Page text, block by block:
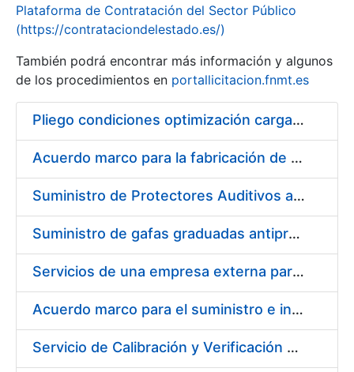
Mostrar/Ocultar
Plataforma de Contratación del Sector Público
(https://contrataciondelestado.es/)
También podrá encontrar más información y algunos
de los procedimientos en portallicitacion.fnmt.es
Pliego condiciones optimización cargas compras firmado
Acuerdo marco para la fabricación de piezas
Suministro de Protectores Auditivos a medida para las personas trabajadoras de los Centros de Trabajo de Madrid y Burgos
Suministro de gafas graduadas antiproyecciones para los trabajadores de la FNMT-RCM en los centros de trabajo de Madrid y Burgos
Servicios de una empresa externa para el asesoramiento y resolución de los recursos de alzada que se presentan relacionados con procesos de selección para la FNMT-RCM
Acuerdo marco para el suministro e instalación de persianas, estores y otros complementos
Servicio de Calibración y Verificación Externa de los Equipos de Medición del Servicio de Prevención de la FNMT-RCM